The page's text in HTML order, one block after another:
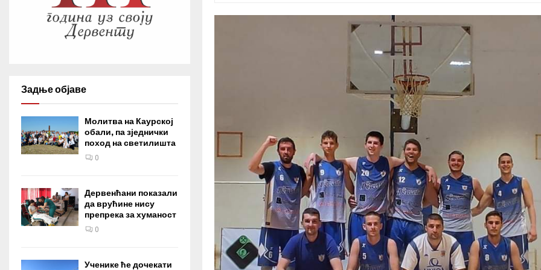
Задње објаве
Молитва на Каурској
обали, па зједнички
поход на светилишта
0
Дервенћани показали
да врућине нису
препрека за хуманост
0
Ученике ће дочекати